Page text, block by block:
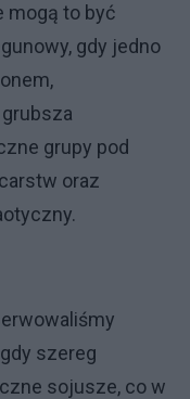
mogą to być
gdy jedno
grupy pod
oraz
szereg
sojusze, co w